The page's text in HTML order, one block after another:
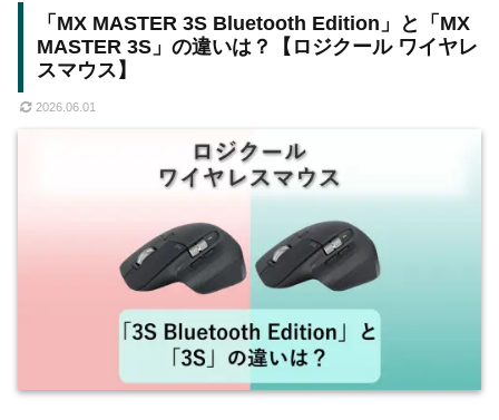
「MX MASTER 3S Bluetooth Edition」と「MX
MASTER 3S」の違いは？【ロジクール ワイヤレ
スマウス】
2026.06.01